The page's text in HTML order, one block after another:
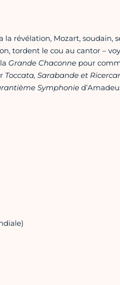
la révélation, Mozart, soudain,
tordent le cou au cantor –
Grande Chaconnepour
Toccata, Sarabande et
Symphonie